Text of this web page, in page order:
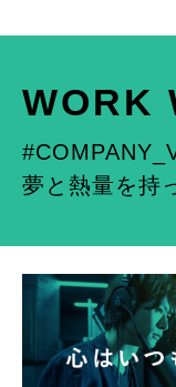
WORK
夢と熱量を持